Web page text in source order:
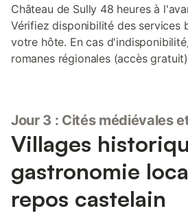
Château de Sully 48 heures à
Vérifiez disponibilité des services
votre hôte. En cas
romanes régionales (accès
Jour 3 : Cités médiévales
Villages
gastronomie
repos castelain